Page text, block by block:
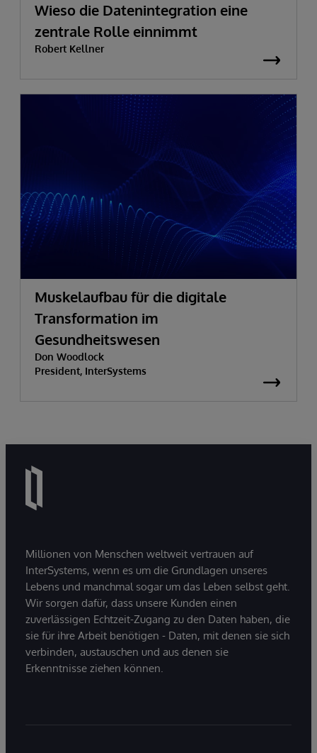
Wieso die Datenintegration eine
zentrale Rolle einnimmt
Robert Kellner
Muskelaufbau für die digitale
Transformation im
Gesundheitswesen
Don Woodlock
President, InterSystems
Millionen von Menschen weltweit vertrauen auf
InterSystems, wenn es um die Grundlagen unseres
Lebens und manchmal sogar um das Leben selbst geht.
Wir sorgen dafür, dass unsere Kunden einen
zuverlässigen Echtzeit-Zugang zu den Daten haben, die
sie für ihre Arbeit benötigen - Daten, mit denen sie sich
verbinden, austauschen und aus denen sie
Erkenntnisse ziehen können.